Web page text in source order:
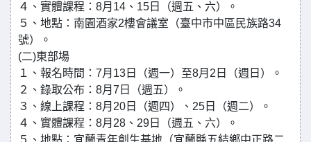
４、實體課程：8月14、15日（週五、六）。
５、地點：南園酒家2樓會議室（臺中市中區民族路34
號）。
(二)東部場
１、報名時間：7月13日（週一）至8月2日（週日）。
２、錄取公布：8月7日（週五）。
３、線上課程：8月20日（週四）、25日（週二）。
４、實體課程：8月28、29日（週五、六）。
５、地點：宜蘭青年創生基地（宜蘭縣五結鄉中正路二